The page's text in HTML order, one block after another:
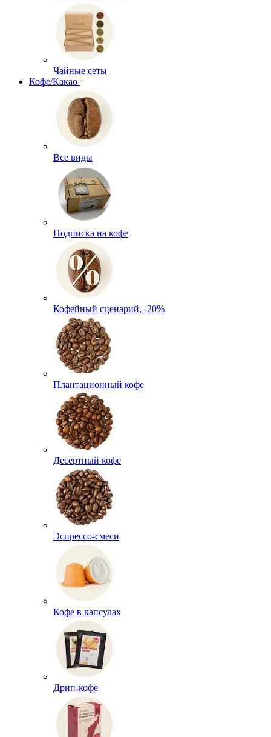
Чайные сеты
Кофе/Какао
Все виды
Подписка на кофе
Кофейный сценарий, -20%
Плантационный кофе
Десертный кофе
Эспрессо-смеси
Кофе в капсулах
Дрип-кофе